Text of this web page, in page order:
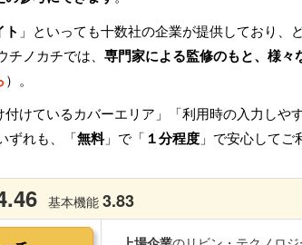
」といっても十数社の企業が提供しており、
ノカチでは、 専門家による監修のもと、様
）。
けているカバーエリア」「利用時の入力しや
ずれも、「無料」で「 １分程度 」で安心してご